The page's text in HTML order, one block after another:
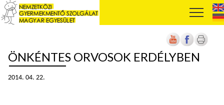
ÖNKÉNTES ORVOSOK ERDÉLYBEN
2014. 04. 22.